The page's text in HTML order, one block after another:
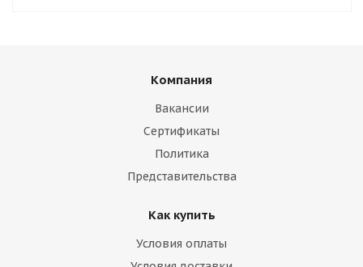
Компания
Вакансии
Сертификаты
Политика
Представительства
Как купить
Условия оплаты